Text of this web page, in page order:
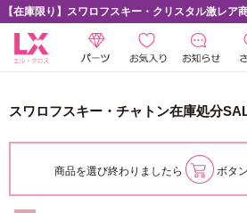
【在庫限り】スワロフスキー・クリスタル激レア
スワロフスキー・チャトン在庫処分
商品を選び終わりましたら ボタ